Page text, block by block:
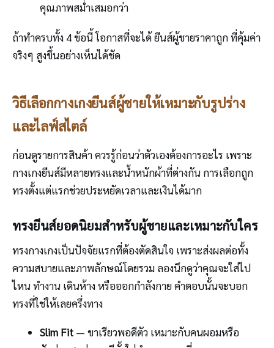
คุณภาพสม่ำเสมอกว่า
ถ้าทำครบทั้ง 4 ข้อนี้ โอกาสที่จะได้ ยีนส์ผู้ชายราคาถูก ที่คุ้มค่า
จริงๆ สูงขึ้นอย่างเห็นได้ชัด
วิธีเลือกกางเกงยีนส์ผู้ชายให้เหมาะกับรูปร่าง
และไลฟ์สไตล์
ก่อนดูรายการสินค้า ควรรู้ก่อนว่าตัวเองต้องการอะไร เพราะ
กางเกงยีนส์มีหลายทรงและน้ำหนักผ้าที่ต่างกัน การเลือกถูก
ทรงตั้งแต่แรกช่วยประหยัดเวลาและเงินได้มาก
ทรงยีนส์ยอดนิยมสำหรับผู้ชายและเหมาะกับใคร
ทรงกางเกงเป็นปัจจัยแรกที่ต้องตัดสินใจ เพราะส่งผลต่อทั้ง
ความสบายและภาพลักษณ์โดยรวม ลองนึกดูว่าคุณจะใส่ไป
ไหน ทำงาน เดินห้าง หรือออกกำลังกาย คำตอบนั้นจะบอก
ทรงที่ใช่ให้เลยครึ่งทาง
Slim Fit— ขาเรียวพอดีตัว เหมาะกับคนผอมหรือ